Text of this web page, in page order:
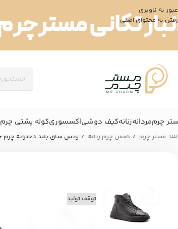
عبور به ناوبری
رفتن به محتوای اصلی
چرممردانهزنانهکیف دوشیاکسسوریکوله پشتی چرم
مستر چرم / کفش چرم زنانه / ونس ساق بلند دخترانه چرم mrc113-16
توقف تولید